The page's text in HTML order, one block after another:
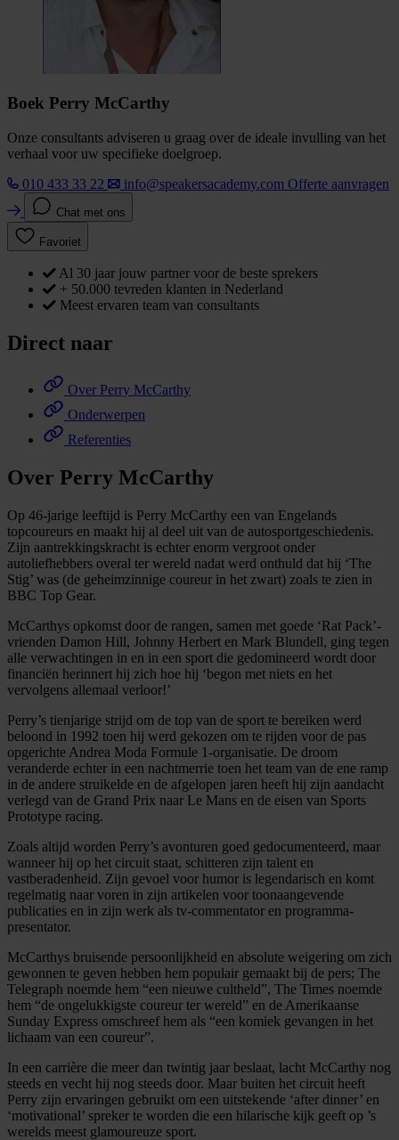
Boek Perry McCarthy
Onze consultants adviseren u graag over de ideale invulling van het
verhaal voor uw specifieke doelgroep.
010 433 33 22
info@speakersacademy.com Offerte aanvragen
Chat met ons
Favoriet
Al 30 jaar jouw partner voor de beste sprekers
+ 50.000 tevreden klanten in Nederland
Meest ervaren team van consultants
Direct naar
Over Perry McCarthy
Onderwerpen
Referenties
Over Perry McCarthy
Op 46-jarige leeftijd is Perry McCarthy een van Engelands
topcoureurs en maakt hij al deel uit van de autosportgeschiedenis.
Zijn aantrekkingskracht is echter enorm vergroot onder
autoliefhebbers overal ter wereld nadat werd onthuld dat hij ‘The
Stig’ was (de geheimzinnige coureur in het zwart) zoals te zien in
BBC Top Gear.
McCarthys opkomst door de rangen, samen met goede ‘Rat Pack’-
vrienden Damon Hill, Johnny Herbert en Mark Blundell, ging tegen
alle verwachtingen in en in een sport die gedomineerd wordt door
financiën herinnert hij zich hoe hij ‘begon met niets en het
vervolgens allemaal verloor!’
Perry’s tienjarige strijd om de top van de sport te bereiken werd
beloond in 1992 toen hij werd gekozen om te rijden voor de pas
opgerichte Andrea Moda Formule 1-organisatie. De droom
veranderde echter in een nachtmerrie toen het team van de ene ramp
in de andere struikelde en de afgelopen jaren heeft hij zijn aandacht
verlegd van de Grand Prix naar Le Mans en de eisen van Sports
Prototype racing.
Zoals altijd worden Perry’s avonturen goed gedocumenteerd, maar
wanneer hij op het circuit staat, schitteren zijn talent en
vastberadenheid. Zijn gevoel voor humor is legendarisch en komt
regelmatig naar voren in zijn artikelen voor toonaangevende
publicaties en in zijn werk als tv-commentator en programma-
presentator.
McCarthys bruisende persoonlijkheid en absolute weigering om zich
gewonnen te geven hebben hem populair gemaakt bij de pers; The
Telegraph noemde hem “een nieuwe cultheld”, The Times noemde
hem “de ongelukkigste coureur ter wereld” en de Amerikaanse
Sunday Express omschreef hem als “een komiek gevangen in het
lichaam van een coureur”.
In een carrière die meer dan twintig jaar beslaat, lacht McCarthy nog
steeds en vecht hij nog steeds door. Maar buiten het circuit heeft
Perry zijn ervaringen gebruikt om een uitstekende ‘after dinner’ en
‘motivational’ spreker te worden die een hilarische kijk geeft op ’s
werelds meest glamoureuze sport.